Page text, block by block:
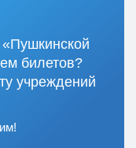
билетов?
учреждений